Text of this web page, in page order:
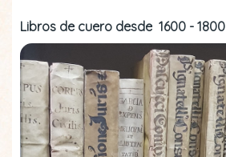
Libros de cuero desde 1600 - 1800